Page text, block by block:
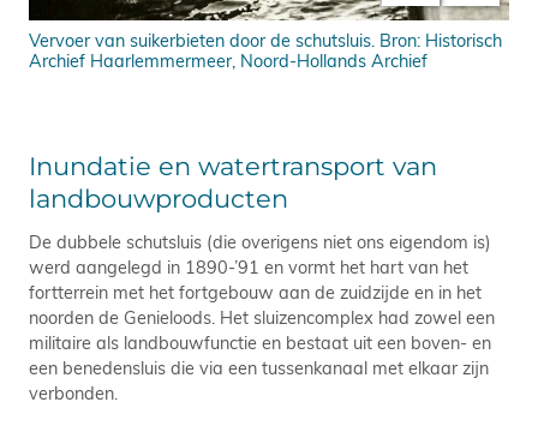
Vervoer van suikerbieten door de schutsluis. Bron: Historisch
Archief Haarlemmermeer, Noord-Hollands Archief
Inundatie en watertransport van
landbouwproducten
De dubbele schutsluis (die overigens niet ons eigendom is)
werd aangelegd in 1890-’91 en vormt het hart van het
fortterrein met het fortgebouw aan de zuidzijde en in het
noorden de Genieloods. Het sluizencomplex had zowel een
militaire als landbouwfunctie en bestaat uit een boven- en
een benedensluis die via een tussenkanaal met elkaar zijn
verbonden.